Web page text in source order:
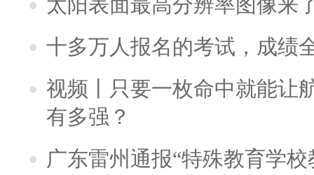
十多万人报名的考试，成绩
视频丨只要一枚命中就能让
有多强？
广东雷州通报“特殊教育学